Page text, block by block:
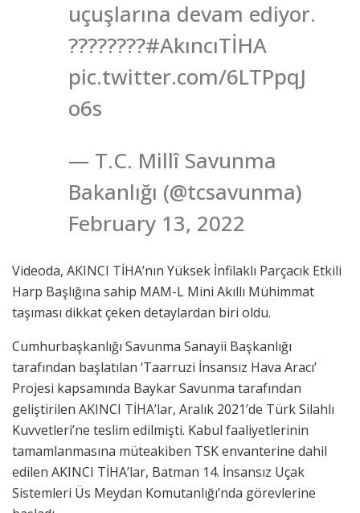
uçuşlarına devam ediyor.
????????#AkıncıTİHA
pic.twitter.com/6LTPpqJ
o6s
— T.C. Millî Savunma
Bakanlığı (@tcsavunma)
February 13, 2022
Videoda, AKINCI TİHA’nın Yüksek İnfilaklı Parçacık Etkili
Harp Başlığına sahip MAM-L Mini Akıllı Mühimmat
taşıması dikkat çeken detaylardan biri oldu.
Cumhurbaşkanlığı Savunma Sanayii Başkanlığı
tarafından başlatılan ‘Taarruzi İnsansız Hava Aracı’
Projesi kapsamında Baykar Savunma tarafından
geliştirilen AKINCI TİHA’lar, Aralık 2021’de Türk Silahlı
Kuvvetleri’ne teslim edilmişti. Kabul faaliyetlerinin
tamamlanmasına müteakiben TSK envanterine dahil
edilen AKINCI TİHA’lar, Batman 14. İnsansız Uçak
Sistemleri Üs Meydan Komutanlığı’nda görevlerine